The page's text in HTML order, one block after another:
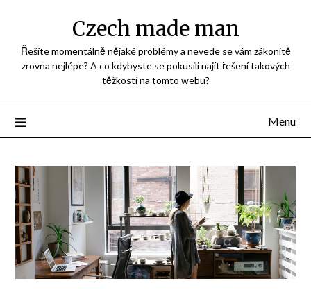
obsah
Czech made man
Řešíte momentálně nějaké problémy a nevede se vám zákonitě
zrovna nejlépe? A co kdybyste se pokusili najít řešení takových
těžkostí na tomto webu?
Menu